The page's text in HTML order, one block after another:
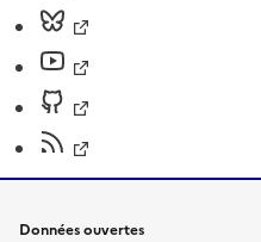
Données ouvertes